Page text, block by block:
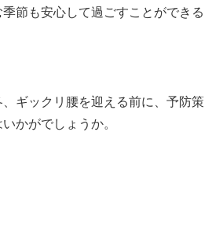
節も安心して過ごすことができる
ギックリ腰を迎える前に、予防策
かがでしょうか。